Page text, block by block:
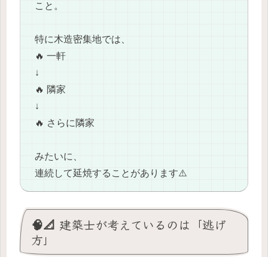
こと。
特に木造密集地では、
🔥 一軒
↓
🔥 隣家
↓
🔥 さらに隣家
みたいに、
連続して延焼することがあります⚠️
🧠📐 建築士が考えているのは「逃げ
方」